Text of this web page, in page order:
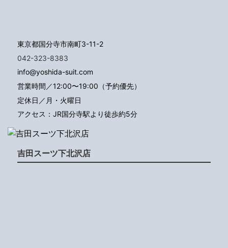
東京都国分寺市南町3-11-2
042-323-8383
info@yoshida-suit.com
営業時間／12:00〜19:00（予約優先）
定休日／月・火曜日
アクセス：JR国分寺駅より徒歩約5分
吉田スーツ下北沢店